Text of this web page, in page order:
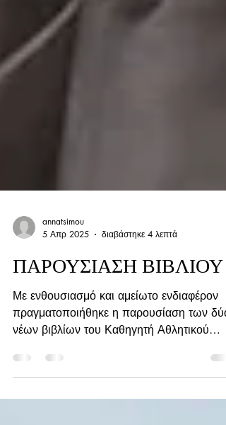
5 Απρ 2025
διαβάστηκε 4 λεπτά
ΠΑΡΟΥΣΙΑΣΗ ΒΙΒΛΙΟΥ
Με ενθουσιασμό και αμείωτο ενδιαφέρον
νέων βιβλίων του Καθηγητή Αθλητικού
Δικαίου, κ. Δημήτρη...